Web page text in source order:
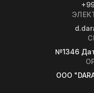
№1346
OOO